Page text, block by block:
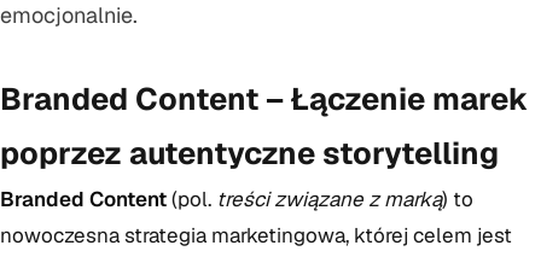
emocjonalnie.
Branded Content – Łączenie marek
poprzez autentyczne storytelling
Branded Content(pol. treści związane z marką) to
nowoczesna strategia marketingowa, której celem jest